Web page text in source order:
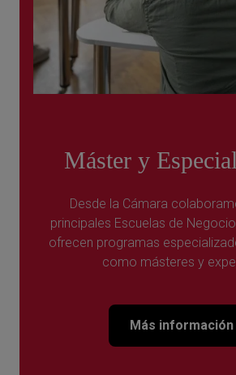
Máster y
Desde la Cámara
principales Escuelas de
ofrecen programas
como másteres y
Más información